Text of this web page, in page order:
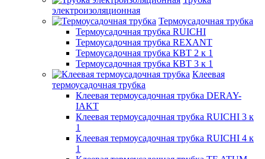
электроизоляционная
Термоусадочная трубка
Термоусадочная трубка RUICHI
Термоусадочная трубка REXANT
Термоусадочная трубка КВТ 2 к 1
Термоусадочная трубка КВТ 3 к 1
Клеевая
термоусадочная трубка
Клеевая термоусадочная трубка DERAY-
IAKT
Клеевая термоусадочная трубка RUICHI 3 к
1
Клеевая термоусадочная трубка RUICHI 4 к
1